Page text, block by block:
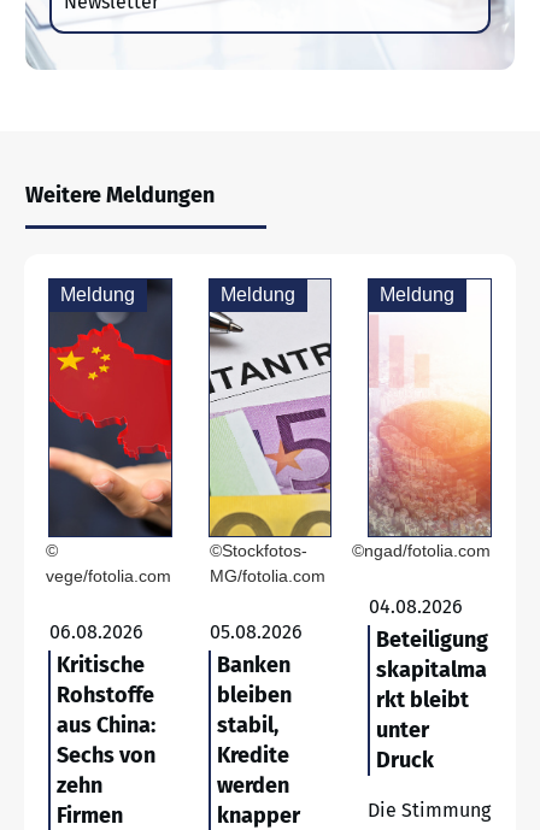
Weitere Meldungen
Meldung
©
vege/fotolia.com
06.08.2026
Kritische
Rohstoffe
aus China:
Sechs von
zehn
Firmen
Meldung
©Stockfotos-
MG/fotolia.com
05.08.2026
Banken
bleiben
stabil,
Kredite
werden
knapper
Meldung
©ngad/fotolia.com
04.08.2026
Beteiligung
skapitalma
rkt bleibt
unter
Druck
Die Stimmung